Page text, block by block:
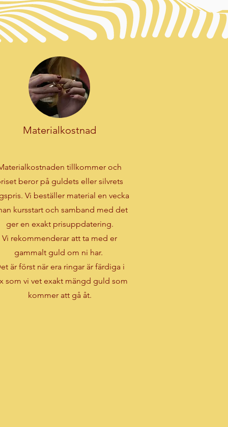
Materialkostnad
tillkommer och
beror på guldets eller silvrets
Vi beställer material en vecka
kursstart och samband med det
ger en exakt prisuppdatering.
Vi rekommenderar att ta med er
gammalt guld om ni har.
är först när era ringar är färdiga i
som vi vet exakt mängd guld som
kommer att gå åt.